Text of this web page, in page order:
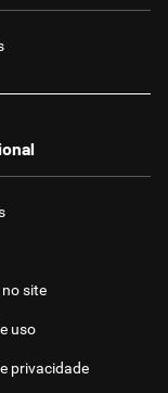
site
uso
privacidade